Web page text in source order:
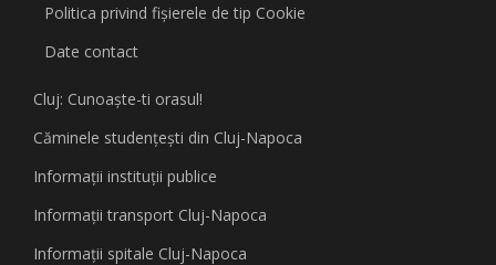
Politica privind fişierele de tip Cookie
Date contact
Cluj: Cunoaşte-ti orasul!
Căminele studenţeşti din Cluj-Napoca
Informaţii instituţii publice
Informaţii transport Cluj-Napoca
Informaţii spitale Cluj-Napoca